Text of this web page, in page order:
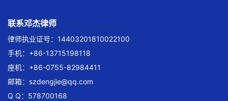
联系邓杰律师
律师执业证号：14403201810022100
手机：+86-13715198118
座机：+86-0755-82984411
邮箱： szdengjie@qq.com
Q Q：578700168